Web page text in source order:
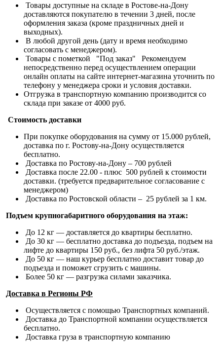
Товары доступные на складе в Ростове-на-Дону
доставляются покупателю в течении 3 дней, после
оформления заказа (кроме праздничных дней и
выходных).
В любой другой день (дату и время необходимо
согласовать с менеджером).
Товары с пометкой "Под заказ" Рекомендуем
непосредственно перед осуществлением операции
онлайн оплаты на сайте интернет-магазина уточнить по
телефону у менеджера сроки и условия доставки.
Отгрузка в транспортную компанию производится со
склада при заказе от 4000 руб.
Стоимость доставки
При покупке оборудования на сумму от 15.000 рублей,
доставка по г. Ростову-на-Дону осуществляется
бесплатно.
Доставка по Ростову-на-Дону – 700 рублей
Доставка после 22.00 - плюс 500 рублей к стоимости
доставки. (требуется предварительное согласование с
менеджером)
Доставка по Ростовской области – 25 рублей за 1 км.
Подъем крупногабаритного оборудования на этаж:
До 12 кг — доставляется до квартиры бесплатно.
До 30 кг — бесплатно доставка до подъезда, подъем на
лифте до квартиры 150 руб., без лифта 50 руб./этаж.
До 50 кг — наш курьер бесплатно доставит товар до
подъезда и поможет сгрузить с машины.
Более 50 кг — разгрузка силами заказчика.
Доставка в Регионы РФ
Осуществляется с помощью Транспортных компаний.
Доставка до Транспортной компании осуществляется
бесплатно.
Доставка груза в транспортную компанию